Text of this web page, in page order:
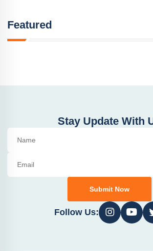
Featured
Stay Update With
Submit Now
Follow Us: